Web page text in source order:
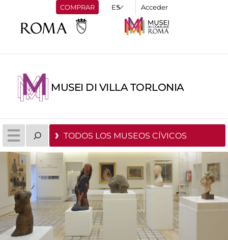
COMPRAR Acceder
MUSEI DI VILLA TORLONIA
TODOS LOS MUSEOS CÍVICOS